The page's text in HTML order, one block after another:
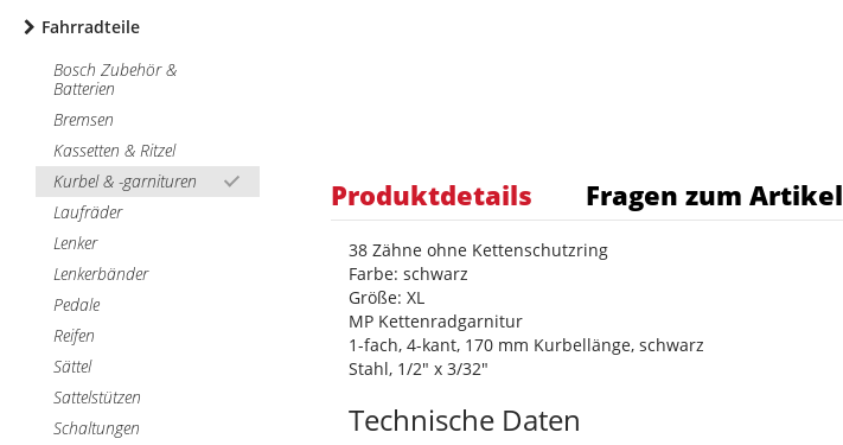
Fahrradteile
Bosch Zubehör &
Batterien
Bremsen
Kassetten & Ritzel
Kurbel & -garnituren
Laufräder
Lenker
Lenkerbänder
Pedale
Reifen
Sättel
Sattelstützen
Schaltungen
Produktdetails Fragen zum Artikel
38 Zähne ohne Kettenschutzring
Farbe: schwarz
Größe: XL
MP Kettenradgarnitur
1-fach, 4-kant, 170 mm Kurbellänge, schwarz
Stahl, 1/2" x 3/32"
Technische Daten